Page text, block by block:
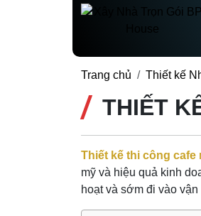
Trang chủ Thiết kế
THIẾT
Thiết kế thi công cafe
mỹ và hiệu quả kinh
hoạt và sớm đi vào